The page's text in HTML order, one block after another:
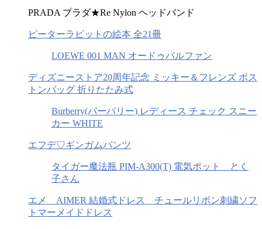
PRADA プラダ★Re Nylon ヘッドバンド
ピーターラビットの絵本 全21冊
LOEWE 001 MAN オードゥパルファン
ディズニーストア20周年記念 ミッキー＆フレンズ ボス
トンバッグ 折りたたみ式
Burberry(バーバリー) レディース チェック スニー
カー WHITE
エフデ♡ギンガムパンツ
タイガー魔法瓶 PIM-A300(T) 電気ポット とく
子さん
エメ AIMER 結婚式ドレス チュールリボン刺繍ソフ
トマーメイドドレス